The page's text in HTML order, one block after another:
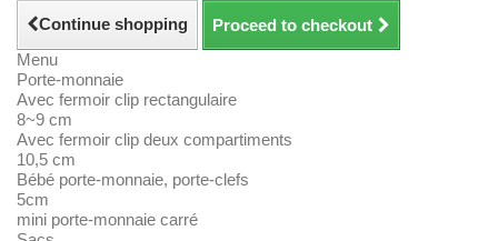
Continue shopping
Proceed to checkout
Menu
Porte-monnaie
Avec fermoir clip rectangulaire
8~9 cm
Avec fermoir clip deux compartiments
10,5 cm
Bébé porte-monnaie, porte-clefs
5cm
mini porte-monnaie carré